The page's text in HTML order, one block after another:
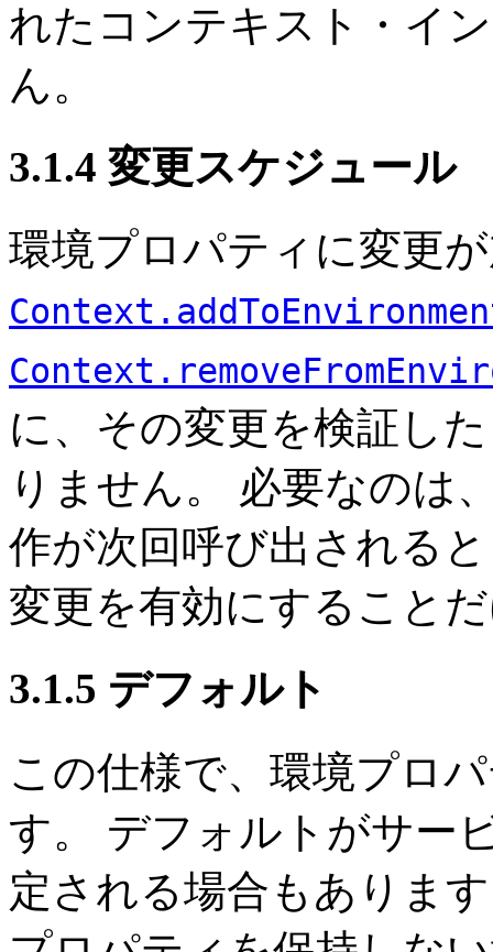
れたコンテキスト・イ
ん。
3.1.4 変更スケジュール
環境プロパティに変更
に、その変更を検証し
りません。
必要なのは
作が次回呼び出される
変更を有効にすること
3.1.5 デフォルト
この仕様で、環境プロ
す。
デフォルトがサー
定される場合もありま